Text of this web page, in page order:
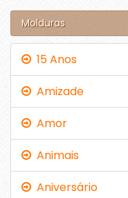
Molduras
15 Anos
Amizade
Amor
Animais
Aniversário